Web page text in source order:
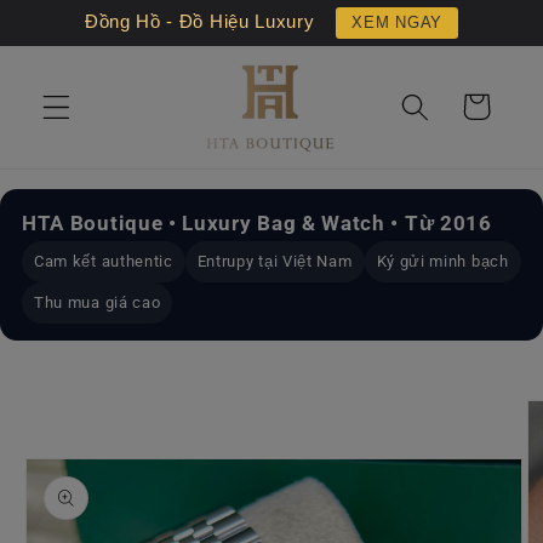
Đồng Hồ - Đồ Hiệu Luxury XEM NGAY
đến nội
Giỏ
hàng
HTA Boutique • Luxury Bag & Watch • Từ 2016
Cam kết authentic Entrupy tại Việt Nam Ký gửi minh bạch
Thu mua giá cao
phẩm